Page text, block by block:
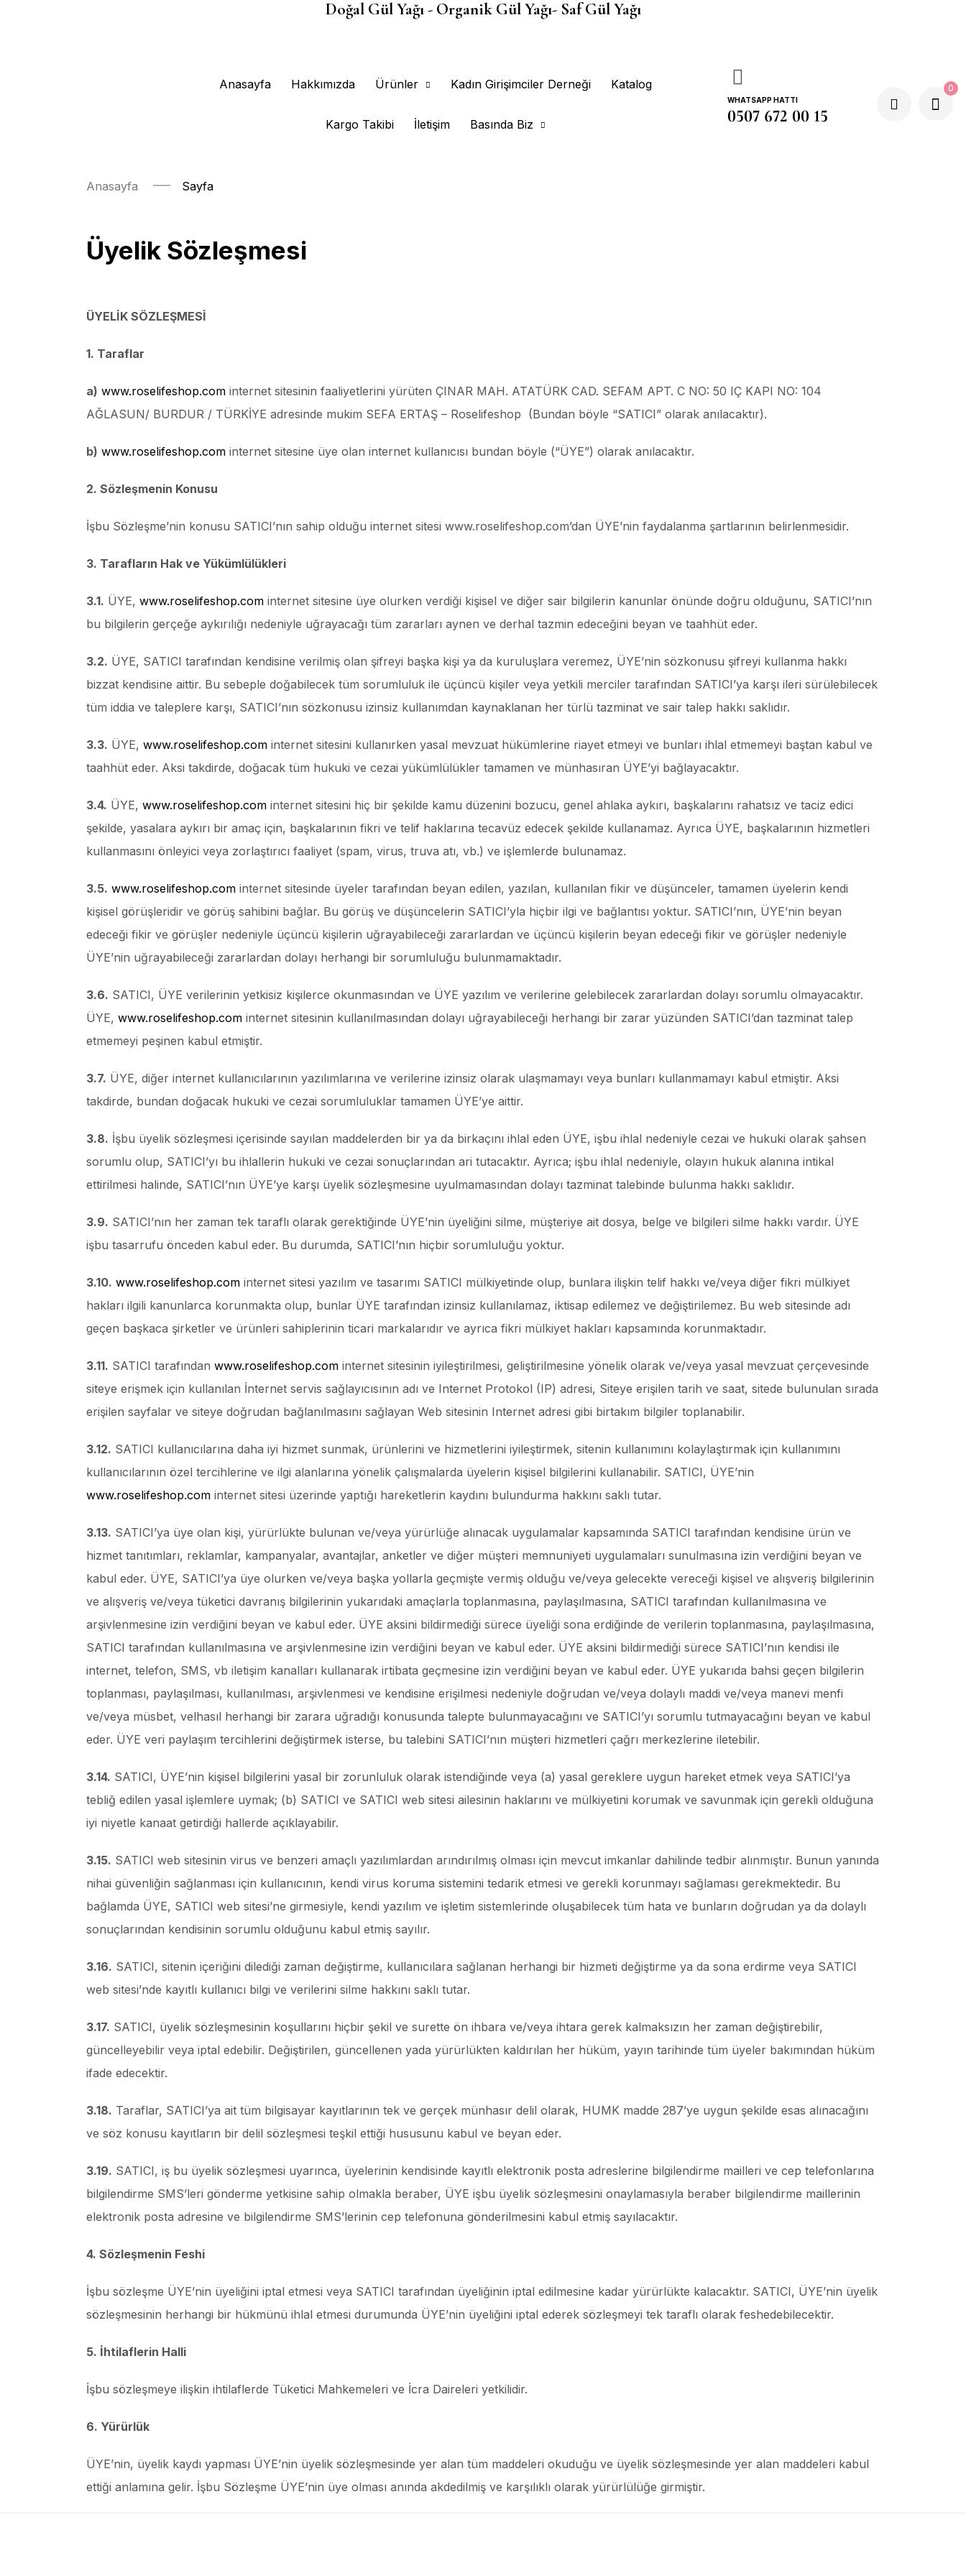
Doğal Gül Yağı - Organik Gül Yağı- Saf Gül Yağı
Anasayfa Hakkımızda Ürünler Kadın Girişimciler Derneği Katalog
Kargo Takibi İletişim Basında Biz
WHATSAPP HATTI
0507 672 00 15
0
Anasayfa Sayfa
Üyelik Sözleşmesi
ÜYELİK SÖZLEŞMESİ
1. Taraflar
a) www.roselifeshop.com internet sitesinin faaliyetlerini yürüten ÇINAR MAH. ATATÜRK CAD. SEFAM APT. C NO: 50 IÇ KAPI NO: 104
AĞLASUN/ BURDUR / TÜRKİYE adresinde mukim SEFA ERTAŞ – Roselifeshop (Bundan böyle “SATICI” olarak anılacaktır).
b) www.roselifeshop.com internet sitesine üye olan internet kullanıcısı bundan böyle (“ÜYE”) olarak anılacaktır.
2. Sözleşmenin Konusu
İşbu Sözleşme’nin konusu SATICI’nın sahip olduğu internet sitesi www.roselifeshop.com’dan ÜYE’nin faydalanma şartlarının belirlenmesidir.
3. Tarafların Hak ve Yükümlülükleri
3.1. ÜYE, www.roselifeshop.com internet sitesine üye olurken verdiği kişisel ve diğer sair bilgilerin kanunlar önünde doğru olduğunu, SATICI’nın
bu bilgilerin gerçeğe aykırılığı nedeniyle uğrayacağı tüm zararları aynen ve derhal tazmin edeceğini beyan ve taahhüt eder.
3.2. ÜYE, SATICI tarafından kendisine verilmiş olan şifreyi başka kişi ya da kuruluşlara veremez, ÜYE’nin sözkonusu şifreyi kullanma hakkı
bizzat kendisine aittir. Bu sebeple doğabilecek tüm sorumluluk ile üçüncü kişiler veya yetkili merciler tarafından SATICI’ya karşı ileri sürülebilecek
tüm iddia ve taleplere karşı, SATICI’nın sözkonusu izinsiz kullanımdan kaynaklanan her türlü tazminat ve sair talep hakkı saklıdır.
3.3. ÜYE, www.roselifeshop.com internet sitesini kullanırken yasal mevzuat hükümlerine riayet etmeyi ve bunları ihlal etmemeyi baştan kabul ve
taahhüt eder. Aksi takdirde, doğacak tüm hukuki ve cezai yükümlülükler tamamen ve münhasıran ÜYE’yi bağlayacaktır.
3.4. ÜYE, www.roselifeshop.com internet sitesini hiç bir şekilde kamu düzenini bozucu, genel ahlaka aykırı, başkalarını rahatsız ve taciz edici
şekilde, yasalara aykırı bir amaç için, başkalarının fikri ve telif haklarına tecavüz edecek şekilde kullanamaz. Ayrıca ÜYE, başkalarının hizmetleri
kullanmasını önleyici veya zorlaştırıcı faaliyet (spam, virus, truva atı, vb.) ve işlemlerde bulunamaz.
3.5. www.roselifeshop.com internet sitesinde üyeler tarafından beyan edilen, yazılan, kullanılan fikir ve düşünceler, tamamen üyelerin kendi
kişisel görüşleridir ve görüş sahibini bağlar. Bu görüş ve düşüncelerin SATICI’yla hiçbir ilgi ve bağlantısı yoktur. SATICI’nın, ÜYE’nin beyan
edeceği fikir ve görüşler nedeniyle üçüncü kişilerin uğrayabileceği zararlardan ve üçüncü kişilerin beyan edeceği fikir ve görüşler nedeniyle
ÜYE’nin uğrayabileceği zararlardan dolayı herhangi bir sorumluluğu bulunmamaktadır.
3.6. SATICI, ÜYE verilerinin yetkisiz kişilerce okunmasından ve ÜYE yazılım ve verilerine gelebilecek zararlardan dolayı sorumlu olmayacaktır.
ÜYE, www.roselifeshop.com internet sitesinin kullanılmasından dolayı uğrayabileceği herhangi bir zarar yüzünden SATICI’dan tazminat talep
etmemeyi peşinen kabul etmiştir.
3.7. ÜYE, diğer internet kullanıcılarının yazılımlarına ve verilerine izinsiz olarak ulaşmamayı veya bunları kullanmamayı kabul etmiştir. Aksi
takdirde, bundan doğacak hukuki ve cezai sorumluluklar tamamen ÜYE’ye aittir.
3.8. İşbu üyelik sözleşmesi içerisinde sayılan maddelerden bir ya da birkaçını ihlal eden ÜYE, işbu ihlal nedeniyle cezai ve hukuki olarak şahsen
sorumlu olup, SATICI’yı bu ihlallerin hukuki ve cezai sonuçlarından ari tutacaktır. Ayrıca; işbu ihlal nedeniyle, olayın hukuk alanına intikal
ettirilmesi halinde, SATICI’nın ÜYE’ye karşı üyelik sözleşmesine uyulmamasından dolayı tazminat talebinde bulunma hakkı saklıdır.
3.9. SATICI’nın her zaman tek taraflı olarak gerektiğinde ÜYE’nin üyeliğini silme, müşteriye ait dosya, belge ve bilgileri silme hakkı vardır. ÜYE
işbu tasarrufu önceden kabul eder. Bu durumda, SATICI’nın hiçbir sorumluluğu yoktur.
3.10. www.roselifeshop.com internet sitesi yazılım ve tasarımı SATICI mülkiyetinde olup, bunlara ilişkin telif hakkı ve/veya diğer fikri mülkiyet
hakları ilgili kanunlarca korunmakta olup, bunlar ÜYE tarafından izinsiz kullanılamaz, iktisap edilemez ve değiştirilemez. Bu web sitesinde adı
geçen başkaca şirketler ve ürünleri sahiplerinin ticari markalarıdır ve ayrıca fikri mülkiyet hakları kapsamında korunmaktadır.
3.11. SATICI tarafından www.roselifeshop.com internet sitesinin iyileştirilmesi, geliştirilmesine yönelik olarak ve/veya yasal mevzuat çerçevesinde
siteye erişmek için kullanılan İnternet servis sağlayıcısının adı ve Internet Protokol (IP) adresi, Siteye erişilen tarih ve saat, sitede bulunulan sırada
erişilen sayfalar ve siteye doğrudan bağlanılmasını sağlayan Web sitesinin Internet adresi gibi birtakım bilgiler toplanabilir.
3.12. SATICI kullanıcılarına daha iyi hizmet sunmak, ürünlerini ve hizmetlerini iyileştirmek, sitenin kullanımını kolaylaştırmak için kullanımını
kullanıcılarının özel tercihlerine ve ilgi alanlarına yönelik çalışmalarda üyelerin kişisel bilgilerini kullanabilir. SATICI, ÜYE’nin
www.roselifeshop.com internet sitesi üzerinde yaptığı hareketlerin kaydını bulundurma hakkını saklı tutar.
3.13. SATICI’ya üye olan kişi, yürürlükte bulunan ve/veya yürürlüğe alınacak uygulamalar kapsamında SATICI tarafından kendisine ürün ve
hizmet tanıtımları, reklamlar, kampanyalar, avantajlar, anketler ve diğer müşteri memnuniyeti uygulamaları sunulmasına izin verdiğini beyan ve
kabul eder. ÜYE, SATICI’ya üye olurken ve/veya başka yollarla geçmişte vermiş olduğu ve/veya gelecekte vereceği kişisel ve alışveriş bilgilerinin
ve alışveriş ve/veya tüketici davranış bilgilerinin yukarıdaki amaçlarla toplanmasına, paylaşılmasına, SATICI tarafından kullanılmasına ve
arşivlenmesine izin verdiğini beyan ve kabul eder. ÜYE aksini bildirmediği sürece üyeliği sona erdiğinde de verilerin toplanmasına, paylaşılmasına,
SATICI tarafından kullanılmasına ve arşivlenmesine izin verdiğini beyan ve kabul eder. ÜYE aksini bildirmediği sürece SATICI’nın kendisi ile
internet, telefon, SMS, vb iletişim kanalları kullanarak irtibata geçmesine izin verdiğini beyan ve kabul eder. ÜYE yukarıda bahsi geçen bilgilerin
toplanması, paylaşılması, kullanılması, arşivlenmesi ve kendisine erişilmesi nedeniyle doğrudan ve/veya dolaylı maddi ve/veya manevi menfi
ve/veya müsbet, velhasıl herhangi bir zarara uğradığı konusunda talepte bulunmayacağını ve SATICI’yı sorumlu tutmayacağını beyan ve kabul
eder. ÜYE veri paylaşım tercihlerini değiştirmek isterse, bu talebini SATICI’nın müşteri hizmetleri çağrı merkezlerine iletebilir.
3.14. SATICI, ÜYE’nin kişisel bilgilerini yasal bir zorunluluk olarak istendiğinde veya (a) yasal gereklere uygun hareket etmek veya SATICI’ya
tebliğ edilen yasal işlemlere uymak; (b) SATICI ve SATICI web sitesi ailesinin haklarını ve mülkiyetini korumak ve savunmak için gerekli olduğuna
iyi niyetle kanaat getirdiği hallerde açıklayabilir.
3.15. SATICI web sitesinin virus ve benzeri amaçlı yazılımlardan arındırılmış olması için mevcut imkanlar dahilinde tedbir alınmıştır. Bunun yanında
nihai güvenliğin sağlanması için kullanıcının, kendi virus koruma sistemini tedarik etmesi ve gerekli korunmayı sağlaması gerekmektedir. Bu
bağlamda ÜYE, SATICI web sitesi’ne girmesiyle, kendi yazılım ve işletim sistemlerinde oluşabilecek tüm hata ve bunların doğrudan ya da dolaylı
sonuçlarından kendisinin sorumlu olduğunu kabul etmiş sayılır.
3.16. SATICI, sitenin içeriğini dilediği zaman değiştirme, kullanıcılara sağlanan herhangi bir hizmeti değiştirme ya da sona erdirme veya SATICI
web sitesi’nde kayıtlı kullanıcı bilgi ve verilerini silme hakkını saklı tutar.
3.17. SATICI, üyelik sözleşmesinin koşullarını hiçbir şekil ve surette ön ihbara ve/veya ihtara gerek kalmaksızın her zaman değiştirebilir,
güncelleyebilir veya iptal edebilir. Değiştirilen, güncellenen yada yürürlükten kaldırılan her hüküm, yayın tarihinde tüm üyeler bakımından hüküm
ifade edecektir.
3.18. Taraflar, SATICI’ya ait tüm bilgisayar kayıtlarının tek ve gerçek münhasır delil olarak, HUMK madde 287’ye uygun şekilde esas alınacağını
ve söz konusu kayıtların bir delil sözleşmesi teşkil ettiği hususunu kabul ve beyan eder.
3.19. SATICI, iş bu üyelik sözleşmesi uyarınca, üyelerinin kendisinde kayıtlı elektronik posta adreslerine bilgilendirme mailleri ve cep telefonlarına
bilgilendirme SMS’leri gönderme yetkisine sahip olmakla beraber, ÜYE işbu üyelik sözleşmesini onaylamasıyla beraber bilgilendirme maillerinin
elektronik posta adresine ve bilgilendirme SMS’lerinin cep telefonuna gönderilmesini kabul etmiş sayılacaktır.
4. Sözleşmenin Feshi
İşbu sözleşme ÜYE’nin üyeliğini iptal etmesi veya SATICI tarafından üyeliğinin iptal edilmesine kadar yürürlükte kalacaktır. SATICI, ÜYE’nin üyelik
sözleşmesinin herhangi bir hükmünü ihlal etmesi durumunda ÜYE’nin üyeliğini iptal ederek sözleşmeyi tek taraflı olarak feshedebilecektir.
5. İhtilaflerin Halli
İşbu sözleşmeye ilişkin ihtilaflerde Tüketici Mahkemeleri ve İcra Daireleri yetkilidir.
6. Yürürlük
ÜYE’nin, üyelik kaydı yapması ÜYE’nin üyelik sözleşmesinde yer alan tüm maddeleri okuduğu ve üyelik sözleşmesinde yer alan maddeleri kabul
ettiği anlamına gelir. İşbu Sözleşme ÜYE’nin üye olması anında akdedilmiş ve karşılıklı olarak yürürlülüğe girmiştir.